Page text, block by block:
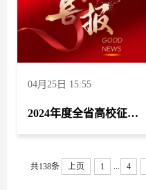
04月25日 15:55
2024年度全省高校征兵工作量化考评中荣获“优秀”等级。
共138条 上页 1 ... 4